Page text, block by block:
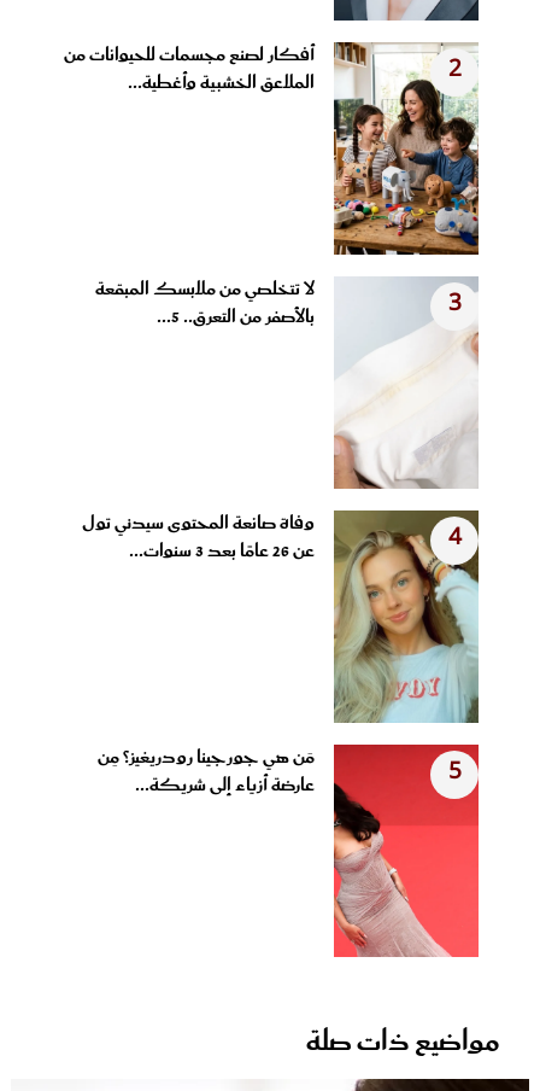
2
أفكار لصنع مجسمات للحيوانات من
الملاعق الخشبية وأغطية...
3
لا تتخلصي من ملابسك المبقعة
بالأصفر من التعرق.. 5...
4
وفاة صانعة المحتوى سيدني تول
عن 26 عامًا بعد 3 سنوات...
5
مَن هي جورجينا رودريغيز؟ مِن
عارضة أزياء إلى شريكة...
مواضيع ذات صلة